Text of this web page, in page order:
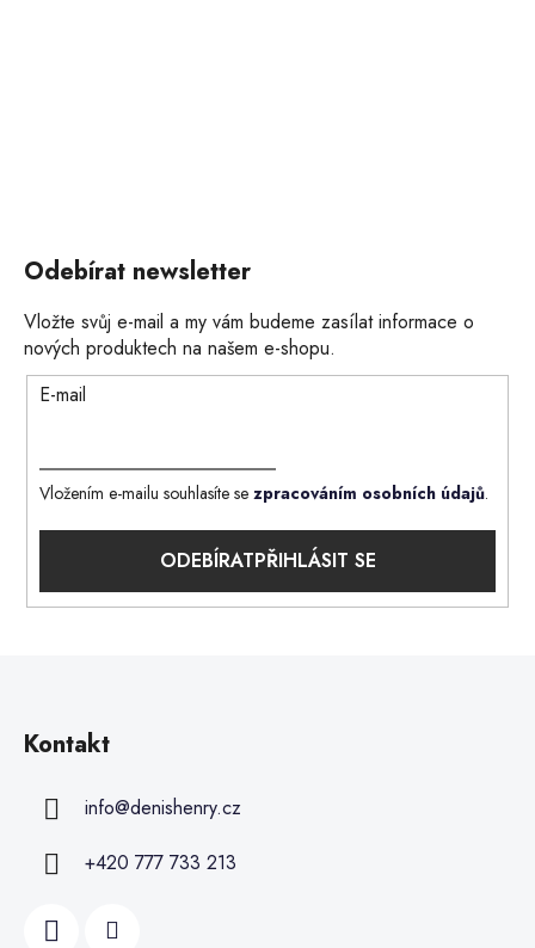
Odebírat newsletter
Vložte svůj e-mail a my vám budeme zasílat informace o
nových produktech na našem e-shopu.
E-mail
Vložením e-mailu souhlasíte se zpracováním osobních údajů.
PŘIHLÁSIT SE
Kontakt
info@denishenry.cz
+420 777 733 213